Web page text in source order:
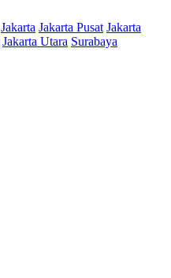
Jakarta Jakarta Pusat Jakarta
Jakarta Utara Surabaya